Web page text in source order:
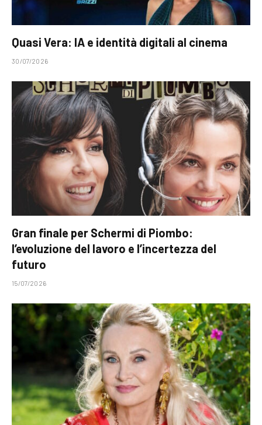
Quasi Vera: IA e identità digitali al cinema
30/07/2026
Gran finale per Schermi di Piombo:
l’evoluzione del lavoro e l’incertezza del
futuro
15/07/2026